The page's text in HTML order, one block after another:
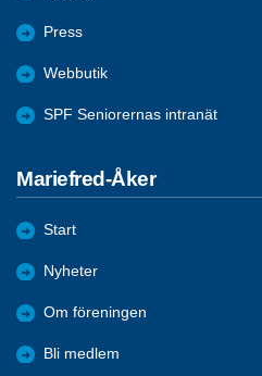
Press
Webbutik
SPF Seniorernas intranät
Mariefred-Åker
Start
Nyheter
Om föreningen
Bli medlem